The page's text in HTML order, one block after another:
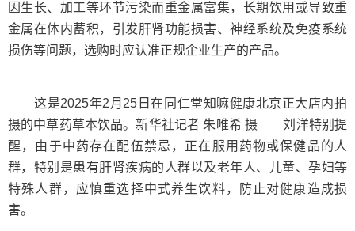
因生长、加工等环节污染而重金属富集，长期饮用或导致重
金属在体内蓄积，引发肝肾功能损害、神经系统及免疫系统
损伤等问题，选购时应认准正规企业生产的产品。
这是2025年2月25日在同仁堂知嘛健康北京正大店内拍
摄的中草药草本饮品。新华社记者 朱唯希 摄 刘洋特别提
醒，由于中药存在配伍禁忌，正在服用药物或保健品的人
群，特别是患有肝肾疾病的人群以及老年人、儿童、孕妇等
特殊人群，应慎重选择中式养生饮料，防止对健康造成损
害。